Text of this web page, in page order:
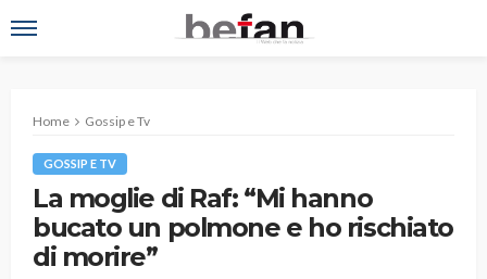
Home Gossip e Tv
GOSSIP E TV
La moglie di Raf: “Mi hanno
bucato un polmone e ho rischiato
di morire”